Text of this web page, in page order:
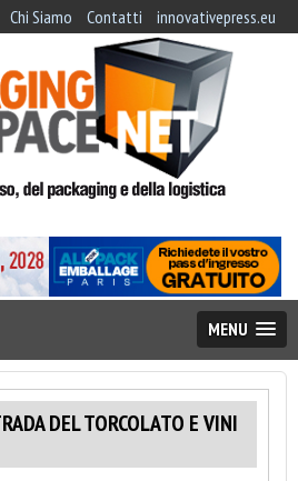
Chi Siamo Contatti innovativepress.eu
MENU
DEL TORCOLATO E VINI